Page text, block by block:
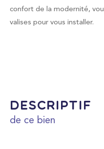
confort de la modernité,
valises pour vous installer.
descriptif
de ce bien